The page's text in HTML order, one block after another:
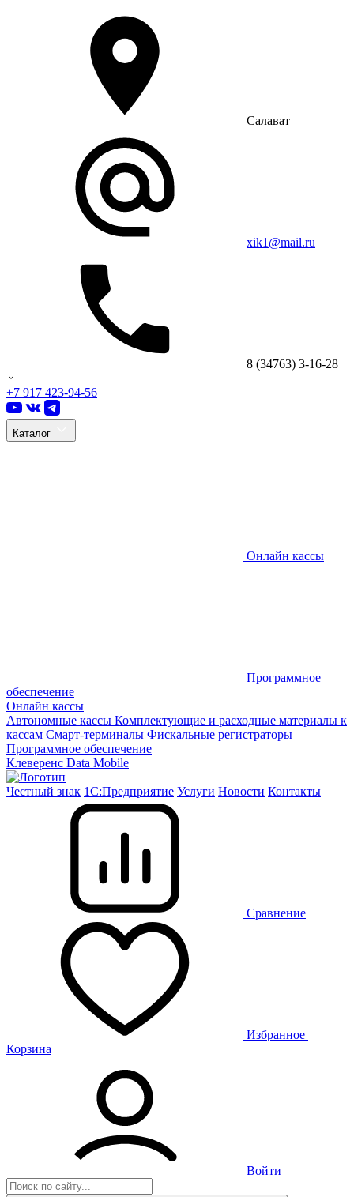
Салават
xik1@mail.ru
8 (34763) 3-16-28
+7 917 423-94-56
Каталог
Онлайн кассы
Программное
обеспечение
Онлайн кассы
Автономные кассы Комплектующие и расходные материалы к
кассам Смарт-терминалы Фискальные регистраторы
Программное обеспечение
Клеверенс Data Mobile
Честный знак 1С:Предприятие Услуги Новости Контакты
Сравнение
Избранное
Корзина
Войти